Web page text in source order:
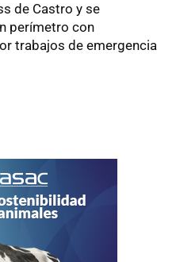
de Castro y se
perímetro con
trabajos de emergencia